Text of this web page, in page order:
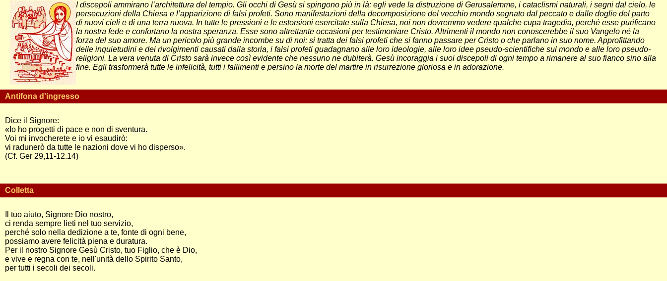
I discepoli ammirano l’architettura del tempio. Gli occhi di Gesù si spingono più in là: egli vede la distruzione di Gerusalemme, i cataclismi naturali, i segni dal cielo, le
persecuzioni della Chiesa e l’apparizione di falsi profeti. Sono manifestazioni della decomposizione del vecchio mondo segnato dal peccato e dalle doglie del parto
di nuovi cieli e di una terra nuova. In tutte le pressioni e le estorsioni esercitate sulla Chiesa, noi non dovremmo vedere qualche cupa tragedia, perché esse purificano
la nostra fede e confortano la nostra speranza. Esse sono altrettante occasioni per testimoniare Cristo. Altrimenti il mondo non conoscerebbe il suo Vangelo né la
forza del suo amore. Ma un pericolo più grande incombe su di noi: si tratta dei falsi profeti che si fanno passare per Cristo o che parlano in suo nome. Approfittando
delle inquietudini e dei rivolgimenti causati dalla storia, i falsi profeti guadagnano alle loro ideologie, alle loro idee pseudo-scientifiche sul mondo e alle loro pseudo-
religioni. La vera venuta di Cristo sarà invece così evidente che nessuno ne dubiterà. Gesù incoraggia i suoi discepoli di ogni tempo a rimanere al suo fianco sino alla
fine. Egli trasformerà tutte le infelicità, tutti i fallimenti e persino la morte del martire in risurrezione gloriosa e in adorazione.
Antifona d'ingresso
Dice il Signore:
«Io ho progetti di pace e non di sventura.
Voi mi invocherete e io vi esaudirò:
vi radunerò da tutte le nazioni dove vi ho disperso».
(Cf. Ger 29,11-12.14)
Colletta
Il tuo aiuto, Signore Dio nostro,
ci renda sempre lieti nel tuo servizio,
perché solo nella dedizione a te, fonte di ogni bene,
possiamo avere felicità piena e duratura.
Per il nostro Signore Gesù Cristo, tuo Figlio, che è Dio,
e vive e regna con te, nell'unità dello Spirito Santo,
per tutti i secoli dei secoli.